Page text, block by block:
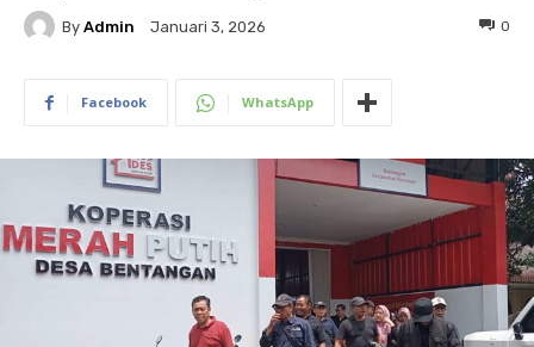
By Admin Januari 3, 2026 0
Facebook WhatsApp